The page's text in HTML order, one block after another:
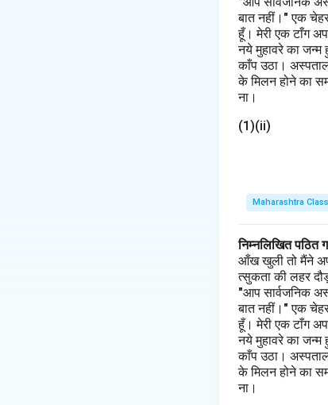
बात नहीं।" एक
हूँ। मेरी एक टाँग
नये मुहावरे का
काँप उठा।
के मिलन होने का
ना।
(1)(ii)
Maharashtra
निम्नलिखित पठित
आँख खुली तो मैंने
त्सुकता की लहर
"आप सार्वजनिक
बात नहीं।" एक
हूँ। मेरी एक टाँग
नये मुहावरे का
काँप उठा।
के मिलन होने का
ना।